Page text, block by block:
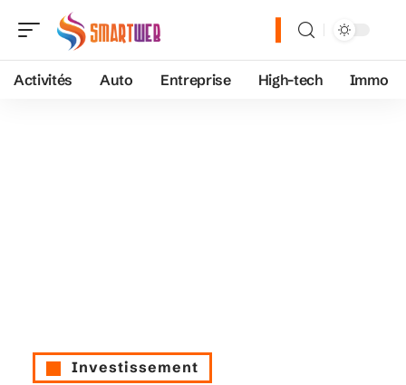
Activités Auto Entreprise High-tech Immo
Investissement